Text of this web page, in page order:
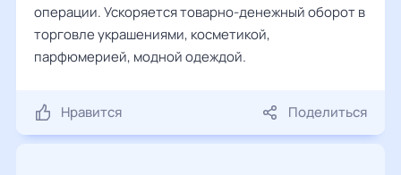
операции. Ускоряется товарно-денежный оборот в
торговле украшениями, косметикой,
парфюмерией, модной одеждой.
Нравится Поделиться